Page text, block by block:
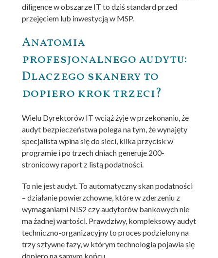
diligence w obszarze IT to dziś standard przed
przejęciem lub inwestycją w MSP.
Anatomia
profesjonalnego audytu:
Dlaczego skanery to
dopiero krok trzeci?
Wielu Dyrektorów IT wciąż żyje w przekonaniu, że
audyt bezpieczeństwa polega na tym, że wynajęty
specjalista wpina się do sieci, klika przycisk w
programie i po trzech dniach generuje 200-
stronicowy raport z listą podatności.
To nie jest audyt. To automatyczny skan podatności
– działanie powierzchowne, które w zderzeniu z
wymaganiami NIS2 czy audytorów bankowych nie
ma żadnej wartości. Prawdziwy, kompleksowy audyt
techniczno-organizacyjny to proces podzielony na
trzy sztywne fazy, w którym technologia pojawia się
dopiero na samym końcu.